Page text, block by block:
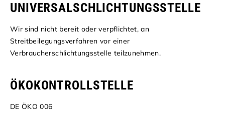
UNIVERSAL­­SCHLICHTUNGS­­STELLE
Wir sind nicht bereit oder verpflichtet, an
Streitbeilegungsverfahren vor einer
Verbraucherschlichtungsstelle teilzunehmen.
ÖKOKONTROLLSTELLE
DE ÖKO 006